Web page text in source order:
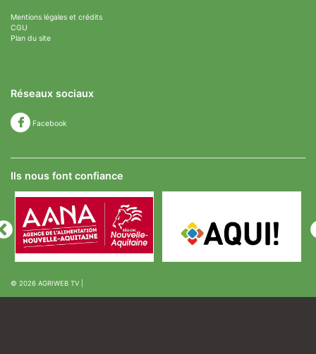
Mentions légales et crédits
CGU
Plan du site
Réseaux sociaux
Facebook
Ils nous font confiance
© 2026 AGRIWEB TV